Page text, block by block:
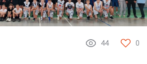
44 0